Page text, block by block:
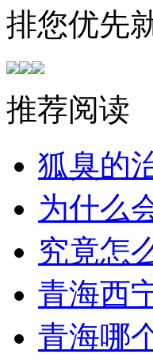
排您优先
推荐阅读
狐臭的
为什么
究竟怎
青海西
青海哪